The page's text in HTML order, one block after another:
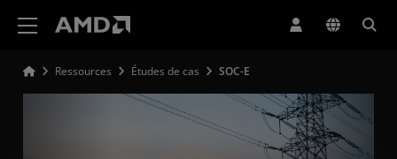
Ressources Études de cas SOC-E